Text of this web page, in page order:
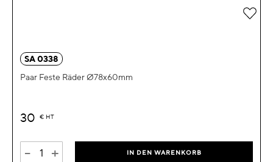
SA 0338
Paar Feste Räder Ø78x60mm
30 € HT
- + IN DEN WARENKORB
Zur